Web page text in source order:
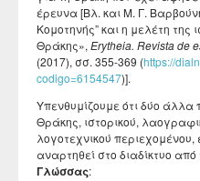
έρευνα [Βλ. και Μ. Γ.
Κομοτηνής” και η μελέτη της
Θράκης», Erytheia. Revista de
(2017), σσ. 355-369 (https://
codigo=6154547)].
Υπενθυμίζουμε ότι δύο άλλα
Θράκης, ιστορικού,
λογοτεχνικού περιεχομένου,
αναρτηθεί στο διαδίκτυο από
Γλώσσας: